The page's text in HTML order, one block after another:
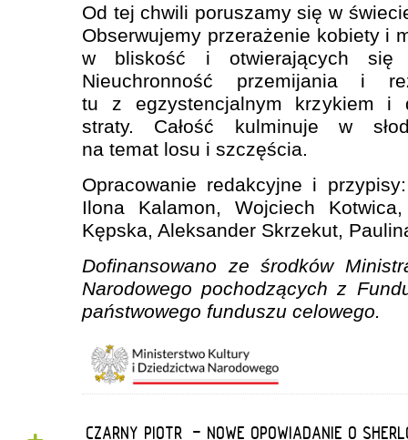
Od tej chwili poruszamy się w
Obserwujemy przerażenie kobiety i
w bliskość i otwierających się
Nieuchronność przemijania i
tu z egzystencjalnym krzykiem i
straty. Całość kulminuje w
na temat losu i szczęścia.
Opracowanie redakcyjne i
Ilona Kalamon, Wojciech
Kępska, Aleksander Skrzekut,
Dofinansowano ze środków
Narodowego pochodzących z
państwowego funduszu celowego.
„CZARNY PIOTR” - NOWE OPOWIADANIE O